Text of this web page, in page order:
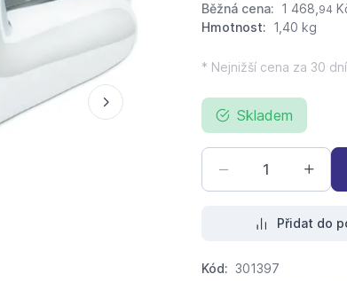
Běžná cena: 1 468, 94
Hmotnost: 1,40 kg
* Nejnižší cena za 30 dní
Skladem
Přidat do
Kód: 301397